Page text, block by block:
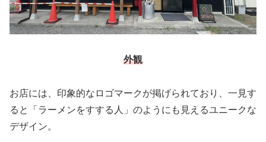
外観
お店には、印象的なロゴマークが掲げられており、一見す
ると「ラーメンをすする人」のようにも見えるユニークな
デザイン。